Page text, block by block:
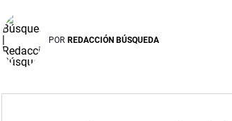
POR REDACCIÓN BÚSQUEDA